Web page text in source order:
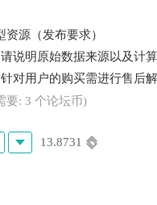
源（发布要求）
说明原始数据来源以及计
对用户的购买需进行售后
要: 3 个论坛币)
13.8731